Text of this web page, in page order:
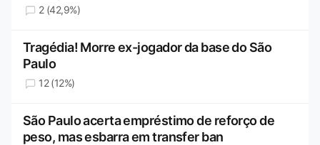
2 (42,9%)
Tragédia! Morre ex-jogador da base do São
Paulo
12 (12%)
São Paulo acerta empréstimo de reforço de
peso, mas esbarra em transfer ban